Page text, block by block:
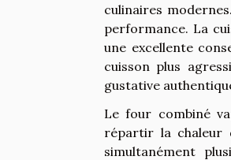
culinaires
performance. La
une excellente
cuisson plus
gustative
Le four combiné
répartir la chaleur
simultanément